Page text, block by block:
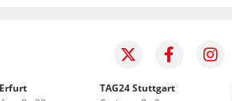
TAG24 Stuttgart